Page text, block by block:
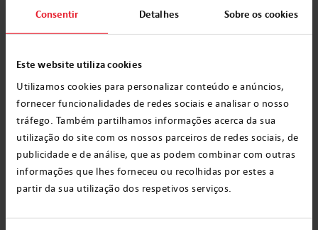
Consentir Detalhes Sobre os cookies
Este website utiliza cookies
Utilizamos cookies para personalizar conteúdo e anúncios,
fornecer funcionalidades de redes sociais e analisar o nosso
tráfego. Também partilhamos informações acerca da sua
utilização do site com os nossos parceiros de redes sociais, de
publicidade e de análise, que as podem combinar com outras
informações que lhes forneceu ou recolhidas por estes a
partir da sua utilização dos respetivos serviços.
Primavera, verão, outono ou inverno,
acreditamos que a diversão festiva é algo que
do ano! Particularmente para crianças e
adultos, que desejam celebrar alegremente o
natal todos os dias!
O natal 2018 pode estar um pouco longe,
mas não há momento melhor que agora,
para deixar que o Papai Noel saiba que você